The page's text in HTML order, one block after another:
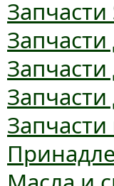
Запчасти